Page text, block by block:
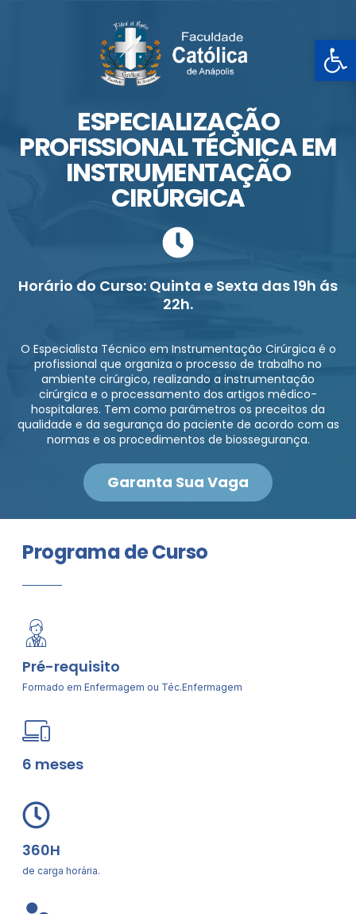
ESPECIALIZAÇÃO
PROFISSIONAL TÉCNICA EM
INSTRUMENTAÇÃO
CIRÚRGICA
Horário do Curso: Quinta e Sexta das 19h ás
22h.
O Especialista Técnico em Instrumentação Cirúrgica é o
profissional que organiza o processo de trabalho no
ambiente cirúrgico, realizando a instrumentação
cirúrgica e o processamento dos artigos médico-
hospitalares. Tem como parâmetros os preceitos da
qualidade e da segurança do paciente de acordo com as
normas e os procedimentos de biossegurança.
Garanta Sua Vaga
Programa de Curso
Pré-requisito
Formado em Enfermagem ou Téc.Enfermagem
6 meses
360H
de carga horária.